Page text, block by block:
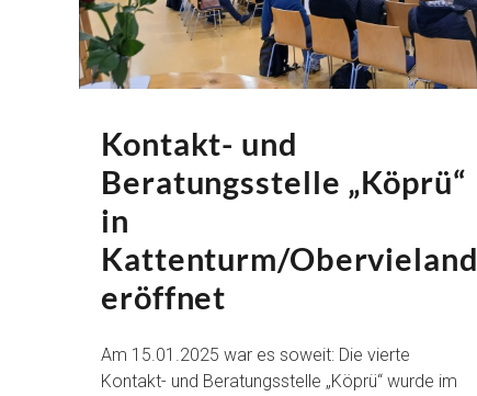
Kontakt- und
Beratungsstelle „Köprü“
in
Kattenturm/Obervieland
eröffnet
Am 15.01.2025 war es soweit: Die vierte
Kontakt- und Beratungsstelle „Köprü“ wurde im